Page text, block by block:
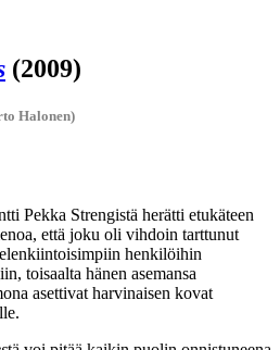
(2009)
Halonen)
Pekka Strengistä herätti etukäteen
että joku oli vihdoin tarttunut
henkilöihin
toisaalta hänen asemansa
asettivat harvinaisen kovat